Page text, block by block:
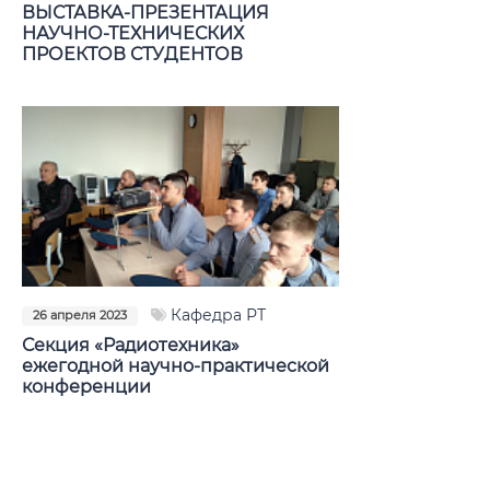
ВЫСТАВКА-ПРЕЗЕНТАЦИЯ
НАУЧНО-ТЕХНИЧЕСКИХ
ПРОЕКТОВ СТУДЕНТОВ
26 апреля 2023 Кафедра РТ
Секция «Радиотехника»
ежегодной научно-практической
конференции